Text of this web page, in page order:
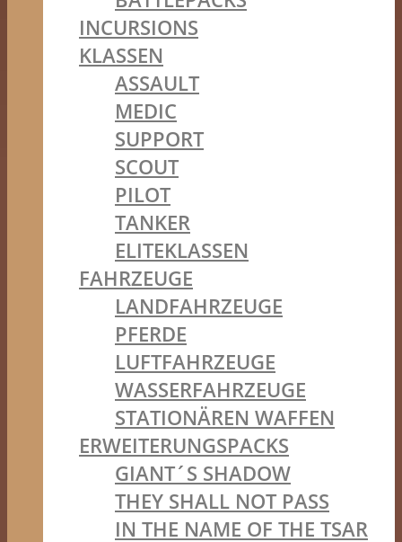
INCURSIONS
KLASSEN
ASSAULT
MEDIC
SUPPORT
SCOUT
PILOT
TANKER
ELITEKLASSEN
FAHRZEUGE
LANDFAHRZEUGE
PFERDE
LUFTFAHRZEUGE
WASSERFAHRZEUGE
STATIONÄREN WAFFEN
ERWEITERUNGSPACKS
GIANT´S SHADOW
THEY SHALL NOT PASS
IN THE NAME OF THE TSAR